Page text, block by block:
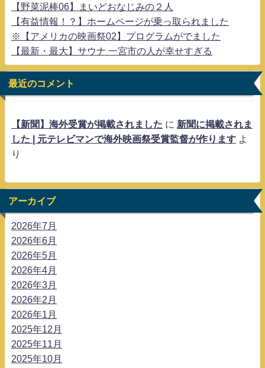
【野菜泥棒06】まいどおなじみの２人
【有益情報！？】ホームページが乗っ取られました
※【アメリカの映画祭02】プログラムがでました
【最新・最大】サウナ 一宮市の人が幸せすぎる
最近のコメント
【新聞】海外受賞が掲載されました に 新聞に掲載されま
した | 元テレビマンで海外映画祭受賞監督が作ります よ
り
アーカイブ
2026年7月
2026年6月
2026年5月
2026年4月
2026年3月
2026年2月
2026年1月
2025年12月
2025年11月
2025年10月